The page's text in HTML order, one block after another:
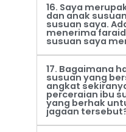
16. Saya
dan anak
susuan saya.
menerima
susuan saya
17. Bagaimana
susuan yang
angkat
perceraian ibu
yang berhak
jagaan